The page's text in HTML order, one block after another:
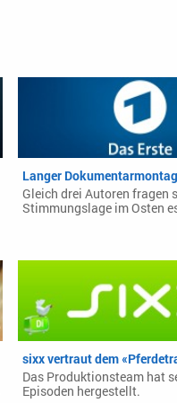
Langer
Gleich drei Autoren fragen
Stimmungslage im Osten
sixx vertraut dem
Das Produktionsteam hat
Episoden hergestellt.